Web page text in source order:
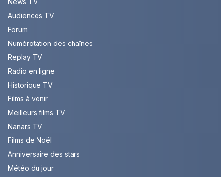
News TV
Audiences TV
Forum
Numérotation des chaînes
Replay TV
Radio en ligne
Historique TV
Films à venir
Meilleurs films TV
Nanars TV
Films de Noël
Anniversaire des stars
Météo du jour